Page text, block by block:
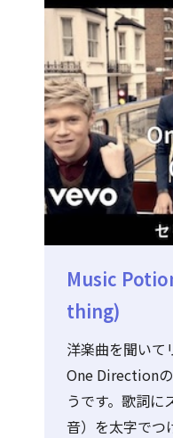
Music
thing)
洋楽曲を聞いて
One Direction
うです。歌詞に
音）を太字でつ